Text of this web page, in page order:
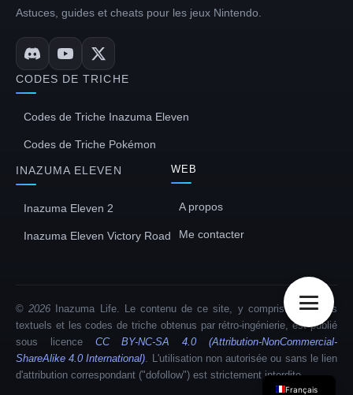
Astuces, guides et cheats pour les jeux Nintendo.
CODES DE TRICHE
Codes de Triche Inazuma Eleven
Codes de Triche Pokémon
INAZUMA ELEVEN
Inazuma Eleven 2
Inazuma Eleven Victory Road
WEB
A propos
Me contacter
©2026 Inazuma Life. Le contenu de ce site, y compris les guides
textuels et les codes de triche obtenus par rétro-ingénierie, est publié
sous licence CC BY-NC-SA 4.0 (Attribution-NonCommercial-
ShareAlike 4.0 International). L'utilisation non autorisée ou sans le lien
d'attribution correspondant ("dofollow") est strictement interdite
Français
Español
Italiano
Deutsch